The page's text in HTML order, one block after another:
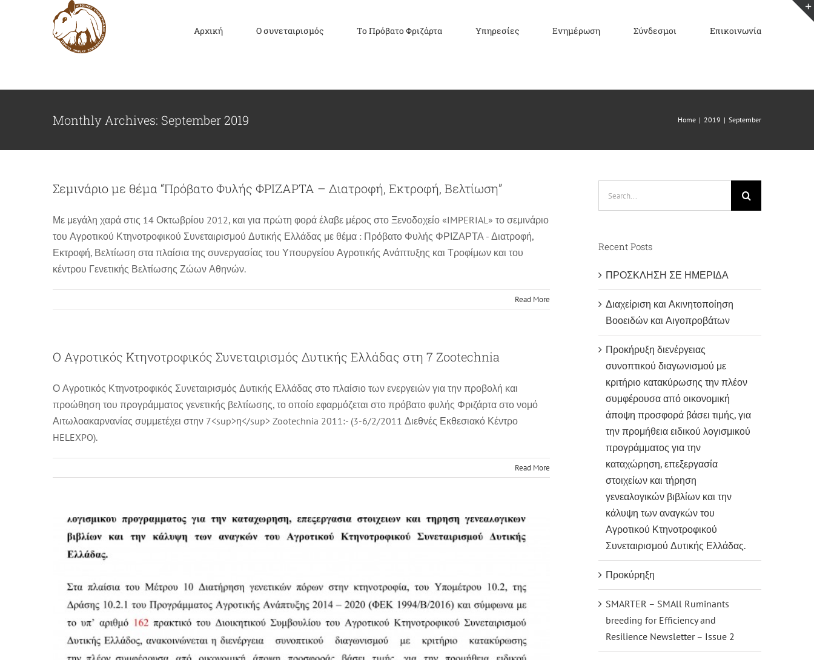
Αρχική Ο συνεταιρισμός Το Πρόβατο Φριζάρτα Υπηρεσίες Ενημέρωση Σύνδεσμοι Επικοινωνία
Monthly Archives: September 2019 Home | 2019 | September
Σεμινάριο με θέμα “Πρόβατο Φυλής ΦΡΙΖΑΡΤΑ – Διατροφή, Εκτροφή, Βελτίωση”
Με μεγάλη χαρά στις 14 Οκτωβρίου 2012, και για πρώτη φορά έλαβε μέρος στο Ξενοδοχείο «IMPERIAL» το σεμινάριο
του Αγροτικού Κτηνοτροφικού Συνεταιρισμού Δυτικής Ελλάδας με θέμα : Πρόβατο Φυλής ΦΡΙΖΑΡΤΑ - Διατροφή,
Εκτροφή, Βελτίωση στα πλαίσια της συνεργασίας του Υπουργείου Αγροτικής Ανάπτυξης και Τροφίμων και του
κέντρου Γενετικής Βελτίωσης Ζώων Αθηνών.
Read More
Ο Αγροτικός Κτηνοτροφικός Συνεταιρισμός Δυτικής Ελλάδας στη 7 Zootechnia
Ο Αγροτικός Κτηνοτροφικός Συνεταιρισμός Δυτικής Ελλάδας στο πλαίσιο των ενεργειών για την προβολή και
προώθηση του προγράμματος γενετικής βελτίωσης, το οποίο εφαρμόζεται στο πρόβατο φυλής Φριζάρτα στο νομό
Αιτωλοακαρνανίας συμμετέχει στην 7<sup>η</sup> Zootechnia 2011:- (3-6/2/2011 Διεθνές Εκθεσιακό Κέντρο
HELEXPO).
Read More
Διαγωνισμός λογισμικού
Recent Posts
ΠΡΟΣΚΛΗΣΗ ΣΕ ΗΜΕΡΙΔΑ
Διαχείριση και Ακινητοποίηση
Βοοειδών και Αιγοπροβάτων
Προκήρυξη διενέργειας
συνοπτικού διαγωνισμού με
κριτήριο κατακύρωσης την πλέον
συμφέρουσα από οικονομική
άποψη προσφορά βάσει τιμής, για
την προμήθεια ειδικού λογισμικού
προγράμματος για την
καταχώρηση, επεξεργασία
στοιχείων και τήρηση
γενεαλογικών βιβλίων και την
κάλυψη των αναγκών του
Αγροτικού Κτηνοτροφικού
Συνεταιρισμού Δυτικής Ελλάδας.
Προκύρηξη
SMARTER – SMAll Ruminants
breeding for Efficiency and
Resilience Newsletter – Issue 2